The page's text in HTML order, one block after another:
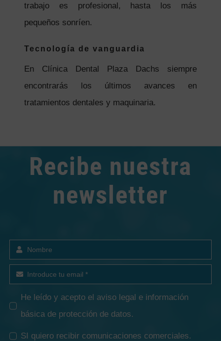
trabajo es profesional, hasta los más
pequeños sonríen.
Tecnología de vanguardia
En Clínica Dental Plaza Dachs siempre
encontrarás los últimos avances en
tratamientos dentales y maquinaria.
Recibe nuestra
newsletter
He leído y acepto el aviso legal e información
básica de protección de datos.
SI quiero recibir comunicaciones comerciales.